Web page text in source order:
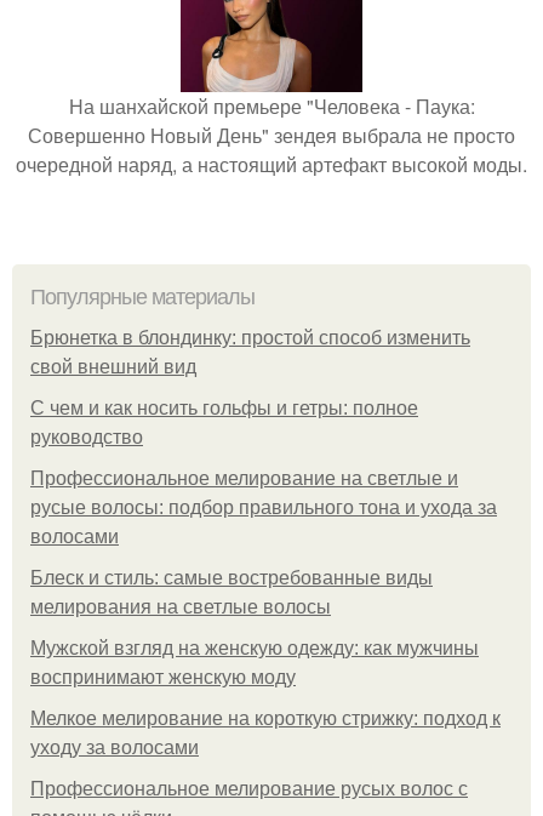
На шанхайской премьере "Человека - Паука:
Совершенно Новый День" зендея выбрала не просто
очередной наряд, а настоящий артефакт высокой моды.
Популярные материалы
Брюнетка в блондинку: простой способ изменить
свой внешний вид
С чем и как носить гольфы и гетры: полное
руководство
Профессиональное мелирование на светлые и
русые волосы: подбор правильного тона и ухода за
волосами
Блеск и стиль: самые востребованные виды
мелирования на светлые волосы
Мужской взгляд на женскую одежду: как мужчины
воспринимают женскую моду
Мелкое мелирование на короткую стрижку: подход к
уходу за волосами
Профессиональное мелирование русых волос с